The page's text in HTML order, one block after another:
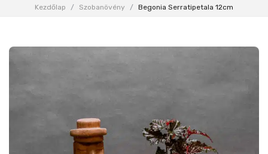
Kezdőlap / Szobanövény / Begonia Serratipetala 12cm